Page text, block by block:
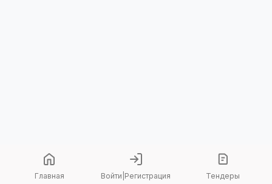
Главная Войти Регистрация Тендеры